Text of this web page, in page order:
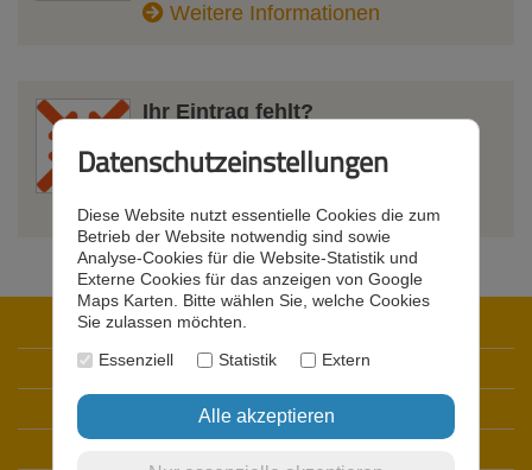
Weitere Informationen
Ihr Eintrag fehlt?
Kein Problem. Sie können Ihr
Unternehmen bei uns registrieren.
Weitere Informationen
Startseite
Datenschutz
Impressum
Datenschutzeinstellungen
Diese Website nutzt essentielle Cookies die zum
Betrieb der Website notwendig sind sowie
Analyse-Cookies für die Website-Statistik und
Externe Cookies für das anzeigen von Google
Maps Karten. Bitte wählen Sie, welche Cookies
Sie zulassen möchten.
Essenziell
Statistik Extern